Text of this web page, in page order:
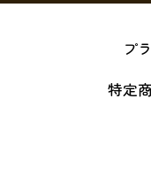
プ
特定